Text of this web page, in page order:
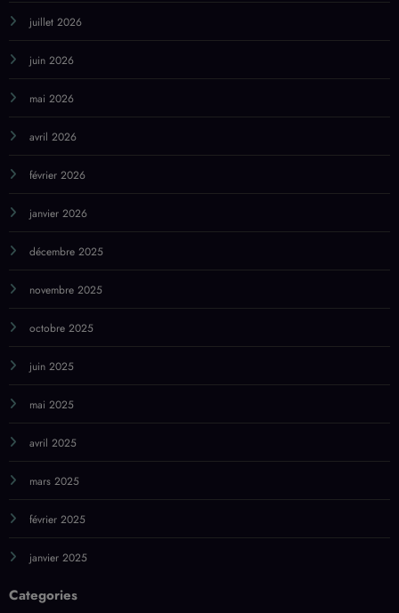
juillet 2026
juin 2026
mai 2026
avril 2026
février 2026
janvier 2026
décembre 2025
novembre 2025
octobre 2025
juin 2025
mai 2025
avril 2025
mars 2025
février 2025
janvier 2025
Categories